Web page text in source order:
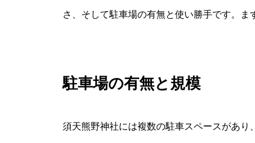
さ、そして駐車場の有無と使い勝手です。ま
駐車場の有無と規模
須天熊野神社には複数の駐車スペースがあり